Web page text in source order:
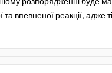
впевненої реакції, адже